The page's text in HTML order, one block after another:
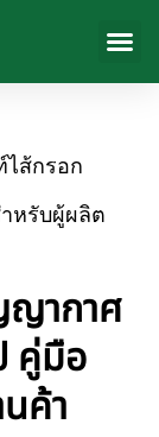
ส้กรอก
หรับผู้ผลิต
ากาศ
คู่มือ
ค้า